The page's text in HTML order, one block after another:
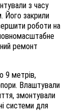
з часу
Його закрили
роботи на
ремонт
9 метрів,
Влаштували
змонтували
системи для